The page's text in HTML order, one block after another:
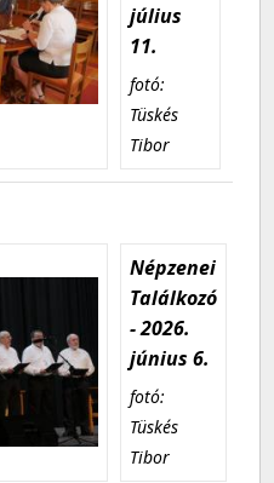
július
11.
fotó:
Tüskés
Tibor
Népzenei
Találkozó
- 2026.
június 6.
fotó:
Tüskés
Tibor